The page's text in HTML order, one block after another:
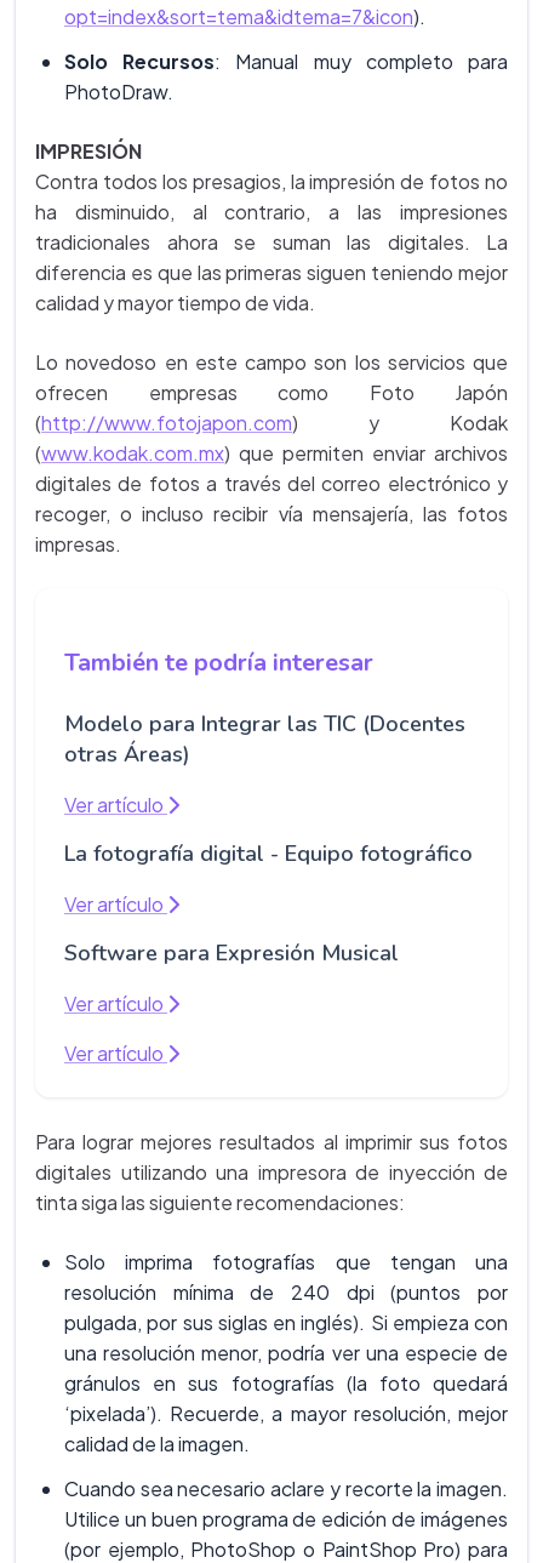
opt=index&sort=tema&idtema=7&icon).
Solo Recursos: Manual muy completo para
PhotoDraw.
IMPRESIÓN
Contra todos los presagios, la impresión de fotos no
ha disminuido, al contrario, a las impresiones
tradicionales ahora se suman las digitales. La
diferencia es que las primeras siguen teniendo mejor
calidad y mayor tiempo de vida.
Lo novedoso en este campo son los servicios que
ofrecen empresas como Foto Japón
(http://www.fotojapon.com) y Kodak
(www.kodak.com.mx) que permiten enviar archivos
digitales de fotos a través del correo electrónico y
recoger, o incluso recibir vía mensajería, las fotos
impresas.
También te podría interesar
Modelo para Integrar las TIC (Docentes
otras Áreas)
Ver artículo
La fotografía digital - Equipo fotográfico
Ver artículo
Software para Expresión Musical
Ver artículo
Ver artículo
Para lograr mejores resultados al imprimir sus fotos
digitales utilizando una impresora de inyección de
tinta siga las siguiente recomendaciones:
Solo imprima fotografías que tengan una
resolución mínima de 240 dpi (puntos por
pulgada, por sus siglas en inglés). Si empieza con
una resolución menor, podría ver una especie de
gránulos en sus fotografías (la foto quedará
‘pixelada’). Recuerde, a mayor resolución, mejor
calidad de la imagen.
Cuando sea necesario aclare y recorte la imagen.
Utilice un buen programa de edición de imágenes
(por ejemplo, PhotoShop o PaintShop Pro) para